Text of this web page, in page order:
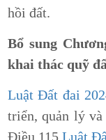
hồi đất.
Bổ sung
khai thác quỹ
Luật Đất đai
triển, quản lý
Điều 115 Luật